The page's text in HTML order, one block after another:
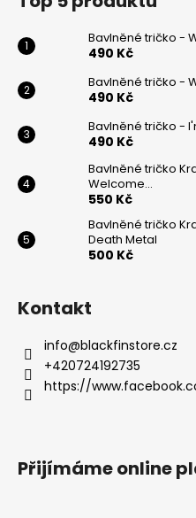
Bavlněné tričko -
490 Kč
Bavlněné tričko -
490 Kč
Bavlněné tričko -
490 Kč
Bavlněné tričko
Welcome...
550 Kč
Bavlněné tričko
Death Metal
500 Kč
Kontakt
info@blackfinstore.cz
+420724192735
https://
Přijímáme online